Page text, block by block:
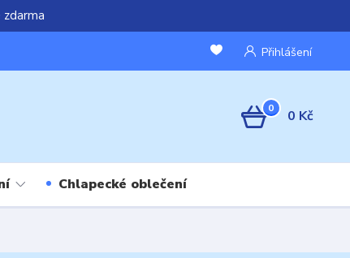
Přihlášení
0 0 Kč
Chlapecké oblečení